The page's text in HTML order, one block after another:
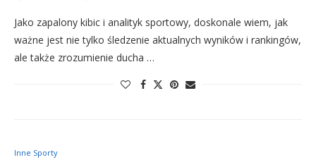
Jako zapalony kibic i analityk sportowy, doskonale wiem, jak
ważne jest nie tylko śledzenie aktualnych wyników i rankingów,
ale także zrozumienie ducha …
Inne Sporty